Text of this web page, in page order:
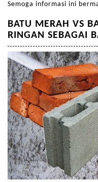
Semoga informasi ini
BATU MERAH VS
RINGAN SEBAGAI